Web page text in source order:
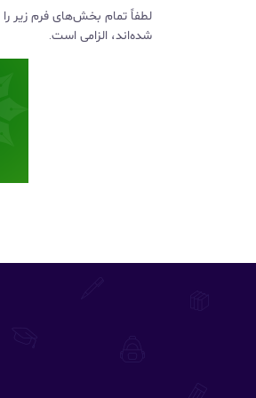
لطفاً تمام بخش‌های فرم زیر
شده‌اند، الزامی است.